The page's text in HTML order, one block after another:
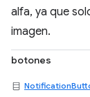
alfa, ya que
imagen.
botones